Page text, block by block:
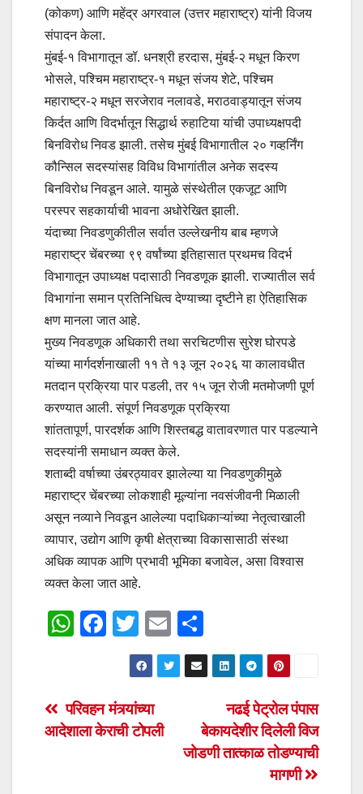
(कोकण) आणि महेंद्र अगरवाल (उत्तर महाराष्ट्र) यांनी विजय
संपादन केला.
मुंबई-१ विभागातून डॉ. धनश्री हरदास, मुंबई-२ मधून किरण
भोसले, पश्चिम महाराष्ट्र-१ मधून संजय शेटे, पश्चिम
महाराष्ट्र-२ मधून सरजेराव नलावडे, मराठवाड्यातून संजय
किर्दत आणि विदर्भातून सिद्धार्थ रुहाटिया यांची उपाध्यक्षपदी
बिनविरोध निवड झाली. तसेच मुंबई विभागातील २० गव्हर्निंग
कौन्सिल सदस्यांसह विविध विभागांतील अनेक सदस्य
बिनविरोध निवडून आले. यामुळे संस्थेतील एकजूट आणि
परस्पर सहकार्याची भावना अधोरेखित झाली.
यंदाच्या निवडणुकीतील सर्वात उल्लेखनीय बाब म्हणजे
महाराष्ट्र चेंबरच्या ९९ वर्षांच्या इतिहासात प्रथमच विदर्भ
विभागातून उपाध्यक्ष पदासाठी निवडणूक झाली. राज्यातील सर्व
विभागांना समान प्रतिनिधित्व देण्याच्या दृष्टीने हा ऐतिहासिक
क्षण मानला जात आहे.
मुख्य निवडणूक अधिकारी तथा सरचिटणीस सुरेश घोरपडे
यांच्या मार्गदर्शनाखाली ११ ते १३ जून २०२६ या कालावधीत
मतदान प्रक्रिया पार पडली, तर १५ जून रोजी मतमोजणी पूर्ण
करण्यात आली. संपूर्ण निवडणूक प्रक्रिया
शांततापूर्ण, पारदर्शक आणि शिस्तबद्ध वातावरणात पार पडल्याने
सदस्यांनी समाधान व्यक्त केले.
शताब्दी वर्षाच्या उंबरठ्यावर झालेल्या या निवडणुकीमुळे
महाराष्ट्र चेंबरच्या लोकशाही मूल्यांना नवसंजीवनी मिळाली
असून नव्याने निवडून आलेल्या पदाधिकाऱ्यांच्या नेतृत्वाखाली
व्यापार, उद्योग आणि कृषी क्षेत्राच्या विकासासाठी संस्था
अधिक व्यापक आणि प्रभावी भूमिका बजावेल, असा विश्वास
व्यक्त केला जात आहे.
W
s
A
F
e
b
T
wi
tt
er
E
m
ail
h
ar
Post
नढई पेट्रोल पंपास
बेकायदेशीर दिलेली विज
जोडणी तात्काळ तोडण्याची
मागणी
परिवहन मंत्र्यांच्या
आदेशाला केराची टोपली